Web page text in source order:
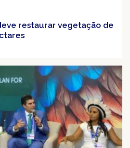
restaurar vegetação de